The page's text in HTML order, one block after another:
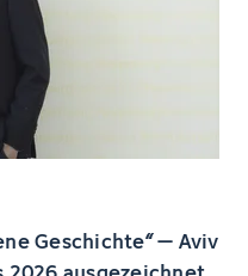
Geschichte“ – Aviv